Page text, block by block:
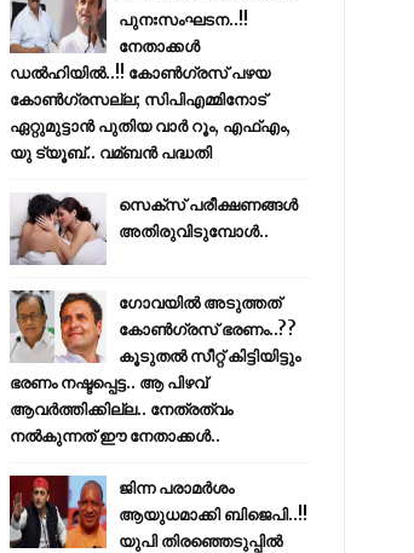
പുനഃസംഘടന..!!
നേതാക്കൾ
ഡൽഹിയിൽ..!! കോണ്‍ഗ്രസ് പഴയ
കോണ്‍ഗ്രസല്ല; സിപിഎമ്മിനോട്
ഏറ്റുമുട്ടാന്‍ പുതിയ വാര്‍ റൂം, എഫ്‌എം,
യു ട്യൂബ്.. വമ്ബന്‍ പദ്ധതി
സെക്സ് പരീക്ഷണങ്ങൾ
അതിരുവിടുമ്പോൾ..
ഗോവയിൽ അടുത്തത്
കോൺഗ്രസ് ഭരണം..??
കൂടുതൽ സീറ്റ് കിട്ടിയിട്ടും
ഭരണം നഷ്ടപ്പെട്ട.. ആ പിഴവ്
ആവർത്തിക്കില്ല.. നേത്രത്വം
നൽകുന്നത് ഈ നേതാക്കൾ..
ജിന്ന പരാമര്‍ശം
ആയുധമാക്കി ബിജെപി..!!
യുപി തിരഞ്ഞെടുപ്പില്‍